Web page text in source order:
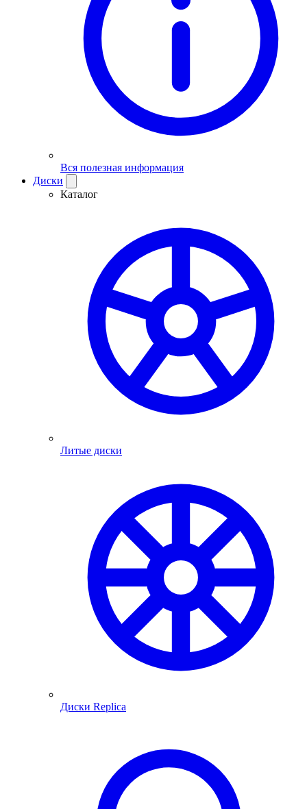
Вся полезная информация
Диски
Каталог
Литые диски
Диски Replica